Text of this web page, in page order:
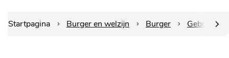
Startpagina Burger en welzijn Burger Geboorte